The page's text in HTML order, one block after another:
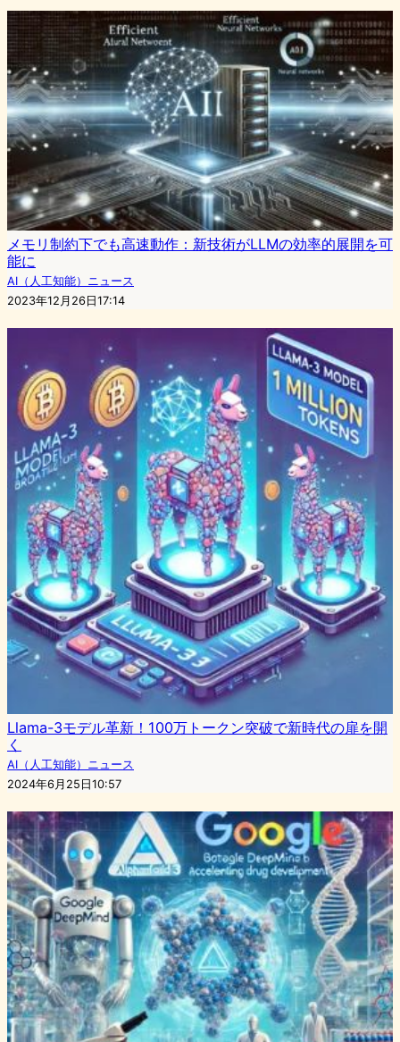
メモリ制約下でも高速動作：新技術がLLMの効率的展開を可
能に
AI（人工知能）ニュース
2023年12月26日17:14
Llama-3モデル革新！100万トークン突破で新時代の扉を開
く
AI（人工知能）ニュース
2024年6月25日10:57